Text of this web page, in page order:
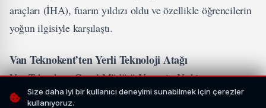
araçları (İHA), fuarın yıldızı oldu ve özellikle öğrencilerin
yoğun ilgisiyle karşılaştı.
Van Teknokent’ten Yerli Teknoloji Atağı
Van Teknokent Genel Müdürü Yasemin Yetkin,
Cumhurbaşkanlığı himayesinde Van Yüzüncü Yıl
Size daha iyi bir kullanıcı deneyimi sunabilmek için çerezler
kullanıyoruz.